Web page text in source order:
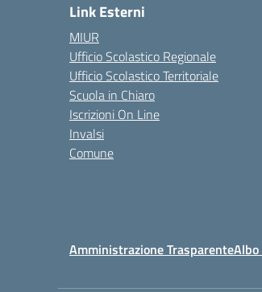
Link Esterni
MIUR
Ufficio Scolastico Regionale
Ufficio Scolastico Territoriale
Scuola in Chiaro
Iscrizioni On Line
Invalsi
Comune
Amministrazione Trasparente